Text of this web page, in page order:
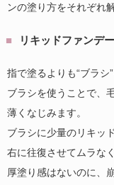
ンの塗り方をそれぞれ
リキッドファンデ
指で塗るよりも“ブラシ
ブラシを使うことで、
薄くなじみます。
ブラシに少量のリキッ
右に往復させてムラな
厚塗り感はないのに、